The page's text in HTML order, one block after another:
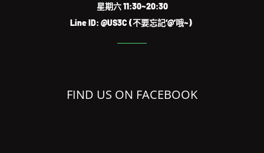
星期六 11:30~20:30
Line ID: @US3C (不要忘記‘@’哦~)
FIND US ON FACEBOOK